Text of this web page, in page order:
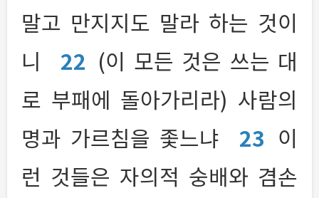
말고 만지지도 말라 하는 것이
니
22 (이 모든 것은 쓰는 대
로 부패에 돌아가리라) 사람의
명과 가르침을 좇느냐
23 이
런 것들은 자의적 숭배와 겸손